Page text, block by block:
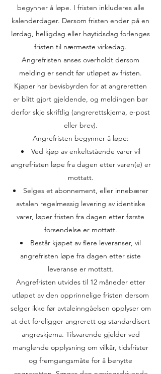
begynner å løpe. I fristen inkluderes alle
kalenderdager. Dersom fristen ender på en
lørdag, helligdag eller høytidsdag forlenges
fristen til nærmeste virkedag.
Angrefristen anses overholdt dersom
melding er sendt før utløpet av fristen.
Kjøper har bevisbyrden for at angreretten
er blitt gjort gjeldende, og meldingen bør
derfor skje skriftlig (angrerettskjema, e-post
eller brev).
Angrefristen begynner å løpe:
Ved kjøp av enkeltstående varer vil
angrefristen løpe fra dagen etter varen(e) er
mottatt.
Selges et abonnement, eller innebærer
avtalen regelmessig levering av identiske
varer, løper fristen fra dagen etter første
forsendelse er mottatt.
Består kjøpet av flere leveranser, vil
angrefristen løpe fra dagen etter siste
leveranse er mottatt.
Angrefristen utvides til 12 måneder etter
utløpet av den opprinnelige fristen dersom
selger ikke før avtaleinngåelsen opplyser om
at det foreligger angrerett og standardisert
angreskjema. Tilsvarende gjelder ved
manglende opplysning om vilkår, tidsfrister
og fremgangsmåte for å benytte